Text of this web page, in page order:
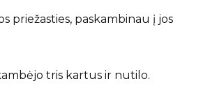
priežasties, paskambinau į jos
tris kartus ir nutilo.